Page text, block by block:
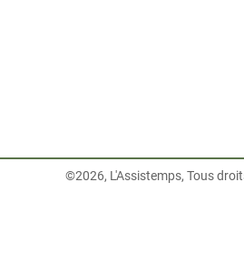
©2026, L'Assistemps, Tous